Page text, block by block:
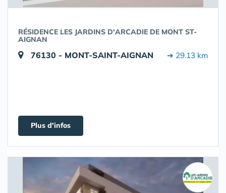
RÉSIDENCE LES JARDINS D'ARCADIE DE MONT ST-
AIGNAN
76130 - MONT-SAINT-AIGNAN ➔ 29.13 km
Plus d'infos